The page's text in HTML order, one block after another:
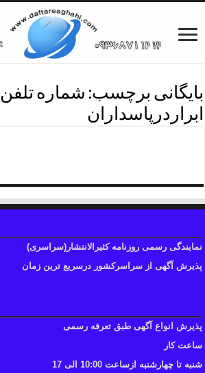
بایگانی برچسب: شماره تلفن
ابراردرپاسداران
نمایندگی رسمی روزنامه کثیرالانتشار(سراسری)
پذیرش آگهی از سراسرکشور درسریع ترین زمان
پذیرش انواع آگهی طبق تعرفه رسمی
ساعت کار
شنبه تا چهارشنبه ازساعت 10:00 الی 17